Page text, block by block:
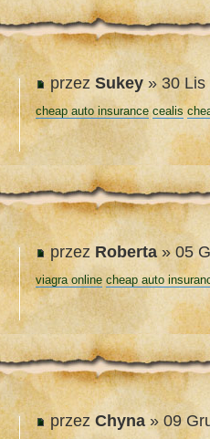
przezSukey» 30 Lis
cheap auto insurance cealis
przez Roberta » 05
viagra online cheap auto
przezChyna » 09